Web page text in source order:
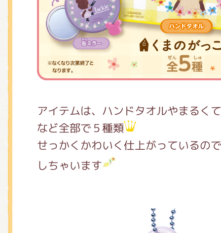
アイテムは、ハンドタオルやまるく
など全部で５種類
せっかくかわいく仕上がっているの
しちゃいます